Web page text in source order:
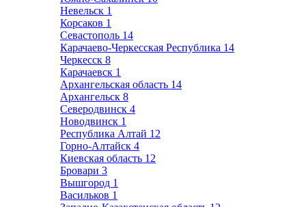
Невельск 1
Корсаков 1
Севастополь 14
Карачаево-Черкесская Республика 14
Черкесск 8
Карачаевск 1
Архангельская область 14
Архангельск 8
Северодвинск 4
Новодвинск 1
Республика Алтай 12
Горно-Алтайск 4
Киевская область 12
Бровари 3
Вышгород 1
Васильков 1